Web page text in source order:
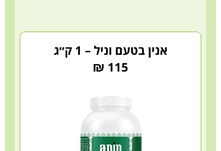
אנין בטעם וניל – 1 ק״ג
115 ₪